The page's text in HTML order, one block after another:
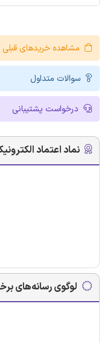
مشاهده خریدهای قبلی
سوالات متداول
درخواست پشتیبانی
نماد اعتماد
لوگوی رسانه‌های